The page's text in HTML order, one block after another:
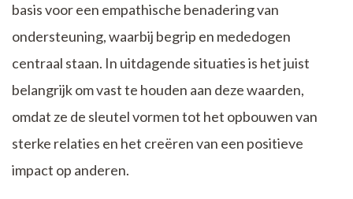
basis voor een empathische benadering van
ondersteuning, waarbij begrip en mededogen
centraal staan. In uitdagende situaties is het juist
belangrijk om vast te houden aan deze waarden,
omdat ze de sleutel vormen tot het opbouwen van
sterke relaties en het creëren van een positieve
impact op anderen.